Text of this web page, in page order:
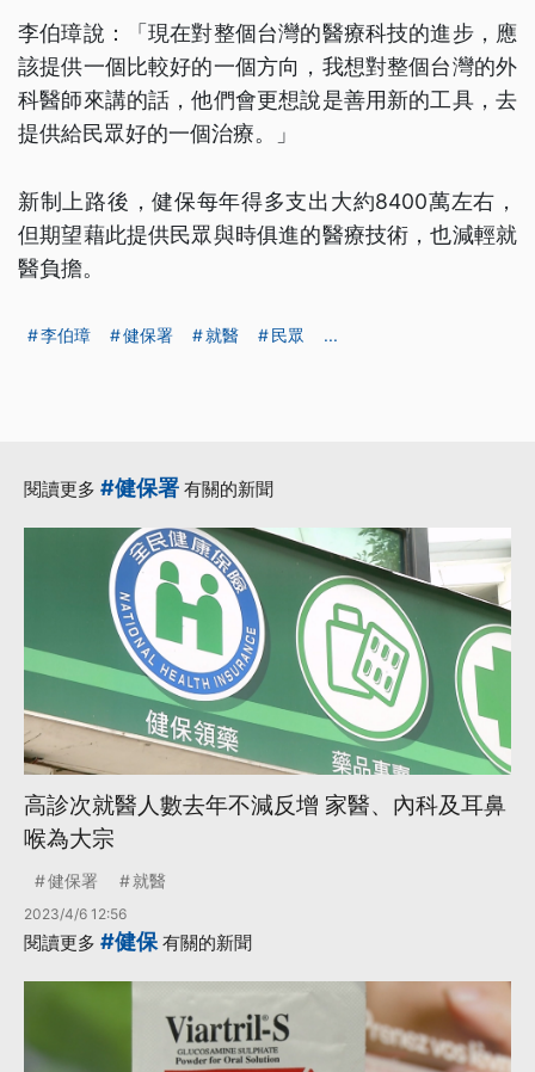
李伯璋說：「現在對整個台灣的醫療科技的進步，應
該提供一個比較好的一個方向，我想對整個台灣的外
科醫師來講的話，他們會更想說是善用新的工具，去
提供給民眾好的一個治療。」
新制上路後，健保每年得多支出大約8400萬左右，
但期望藉此提供民眾與時俱進的醫療技術，也減輕就
醫負擔。
李伯璋 健保署 就醫 民眾 ...
閱讀更多 #健保署 有關的新聞
高診次就醫人數去年不減反增 家醫、內科及耳鼻
喉為大宗
健保署 就醫
2023/4/6 12:56
閱讀更多 #健保 有關的新聞